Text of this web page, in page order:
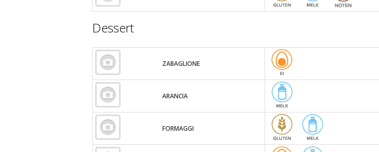
Dessert
ZABAGLIONE
ARANCIA
FORMAGGI